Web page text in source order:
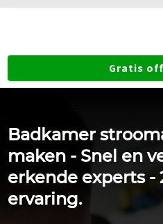
Gratis
Badkamer
maken - Snel en
erkende experts -
ervaring.